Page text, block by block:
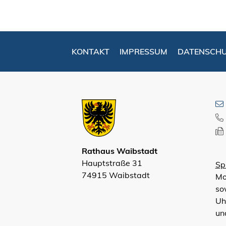
KONTAKT IMPRESSUM
Rathaus Waibstadt
Hauptstraße 31
74915 Waibstadt